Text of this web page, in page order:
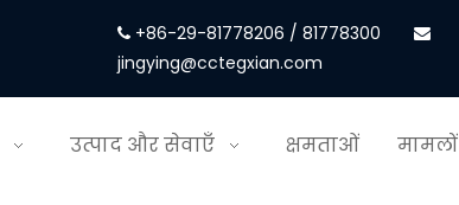
 +86-29-81778206 / 81778300
jingying@cctegxian.com
उत्पाद और सेवाएँ क्षमताओं मामलों